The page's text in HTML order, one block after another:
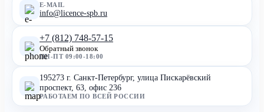
E-MAIL
info@licence-spb.ru
+7 (812) 748-57-15
Обратный звонок
ПН-ПТ 09:00-18:00
195273 г. Санкт-Петербург, улица Пискарёвский
проспект, 63, офис 236
РАБОТАЕМ ПО ВСЕЙ РОССИИ